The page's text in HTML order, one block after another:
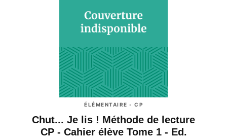
ÉLÉMENTAIRE - CP
Chut... Je lis ! Méthode de lecture
CP - Cahier élève Tome 1 - Ed.